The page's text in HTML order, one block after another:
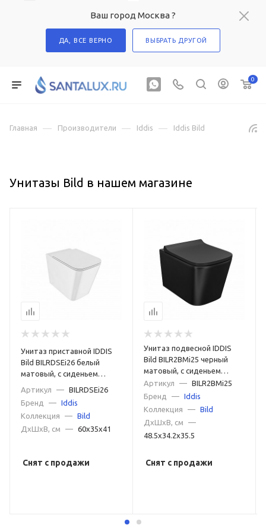
Ваш город Москва ?
ДА, ВСЕ ВЕРНО ВЫБРАТЬ ДРУГОЙ
0
Главная — Производители — Iddis — Iddis Bild
Унитазы Bild в нашем магазине
Унитаз приставной IDDIS
Bild BILRDSEi26 белый
матовый, с сиденьем
Артикул — BILRDSEi26
Бренд
— Iddis
Коллекция
— Bild
ДxШxВ, см
— 60x35x41
Снят с продажи
Унитаз подвесной IDDIS
Bild BILR2BMi25 черный
матовый, с сиденьем
микролифт
Артикул — BILR2BMi25
Бренд
— Iddis
Коллекция
— Bild
ДxШxВ, см
—
48.5x34.2x35.5
Снят с продажи